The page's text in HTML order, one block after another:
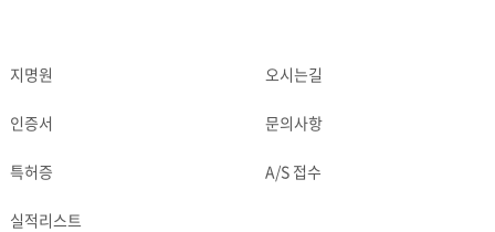
지명원
인증서
특허증
실적리스트
오시는길
문의사항
A/S 접수